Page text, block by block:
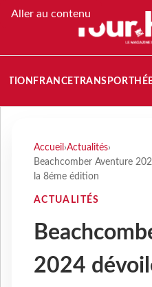
Aller au contenu
FRANCETRANSPORT
Accueil ›Actualités›
Beachcomber Aventure
la 8éme édition
ACTUALITÉS
2024